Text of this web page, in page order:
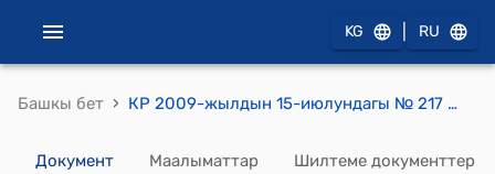
KG RU
Башкы бет › КР 2009-жылдын 15-июлундагы № 217 ""Мамлекеттик социалдык камсыздандыруу жөнүндө" Кыргыз Республикасынын Мыйзамына толуктоолор киргизүү тууралу" Мыйзам
Документ Маалыматтар Шилтеме документтер